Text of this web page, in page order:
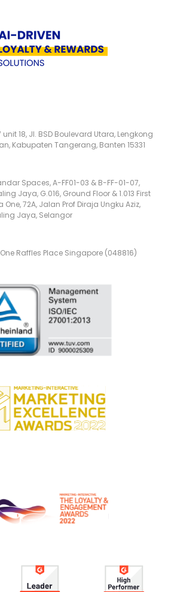
18, Jl. BSD Boulevard Utara, Lengkong
Kabupaten Tangerang, Banten 15331
Spaces, A-FF01-03 & B-FF-01-07,
Jaya, G.016, Ground Floor & 1.013 First
One, 72A, Jalan Prof Diraja Ungku Aziz,
Jaya, Selangor
Raffles Place Singapore (048816)